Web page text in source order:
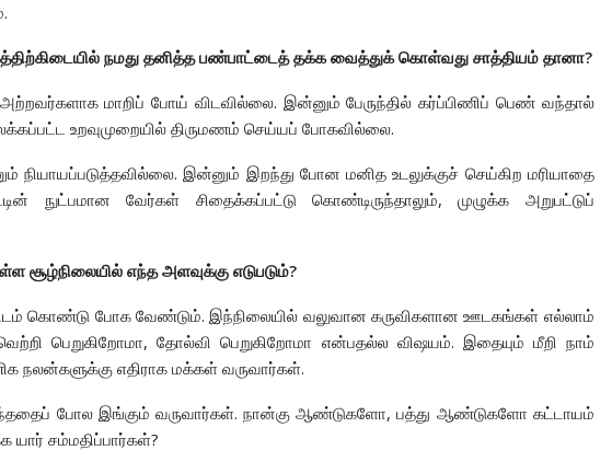
நமது தனித்த பண்பாட்டைத் தக்க வைத்துக் கொள்வது சாத்தியம் தானா?
மாறிப் போய் விடவில்லை. இன்னும் பேருந்தில் கர்ப்பிணிப் பெண் வந்தால்
உறவுமுறையில் திருமணம் செய்யப் போகவில்லை.
இன்னும் இறந்து போன மனித உடலுக்குச் செய்கிற மரியாதை
வேர்கள் சிதைக்கப்பட்டு கொண்டிருந்தாலும், முழுக்க அறுபட்டுப்
சூழ்நிலையில் எந்த அளவுக்கு எடுபடும்?
கொண்டு போக வேண்டும். இந்நிலையில் வலுவான கருவிகளான ஊடகங்கள் எல்லாம்
பெறுகிறோமா, தோல்வி பெறுகிறோமா என்பதல்ல விஷயம். இதையும் மீறி நாம்
நலன்களுக்கு எதிராக மக்கள் வருவார்கள்.
போல இங்கும் வருவார்கள். நான்கு ஆண்டுகளோ, பத்து ஆண்டுகளோ கட்டாயம்
யார் சம்மதிப்பார்கள்?